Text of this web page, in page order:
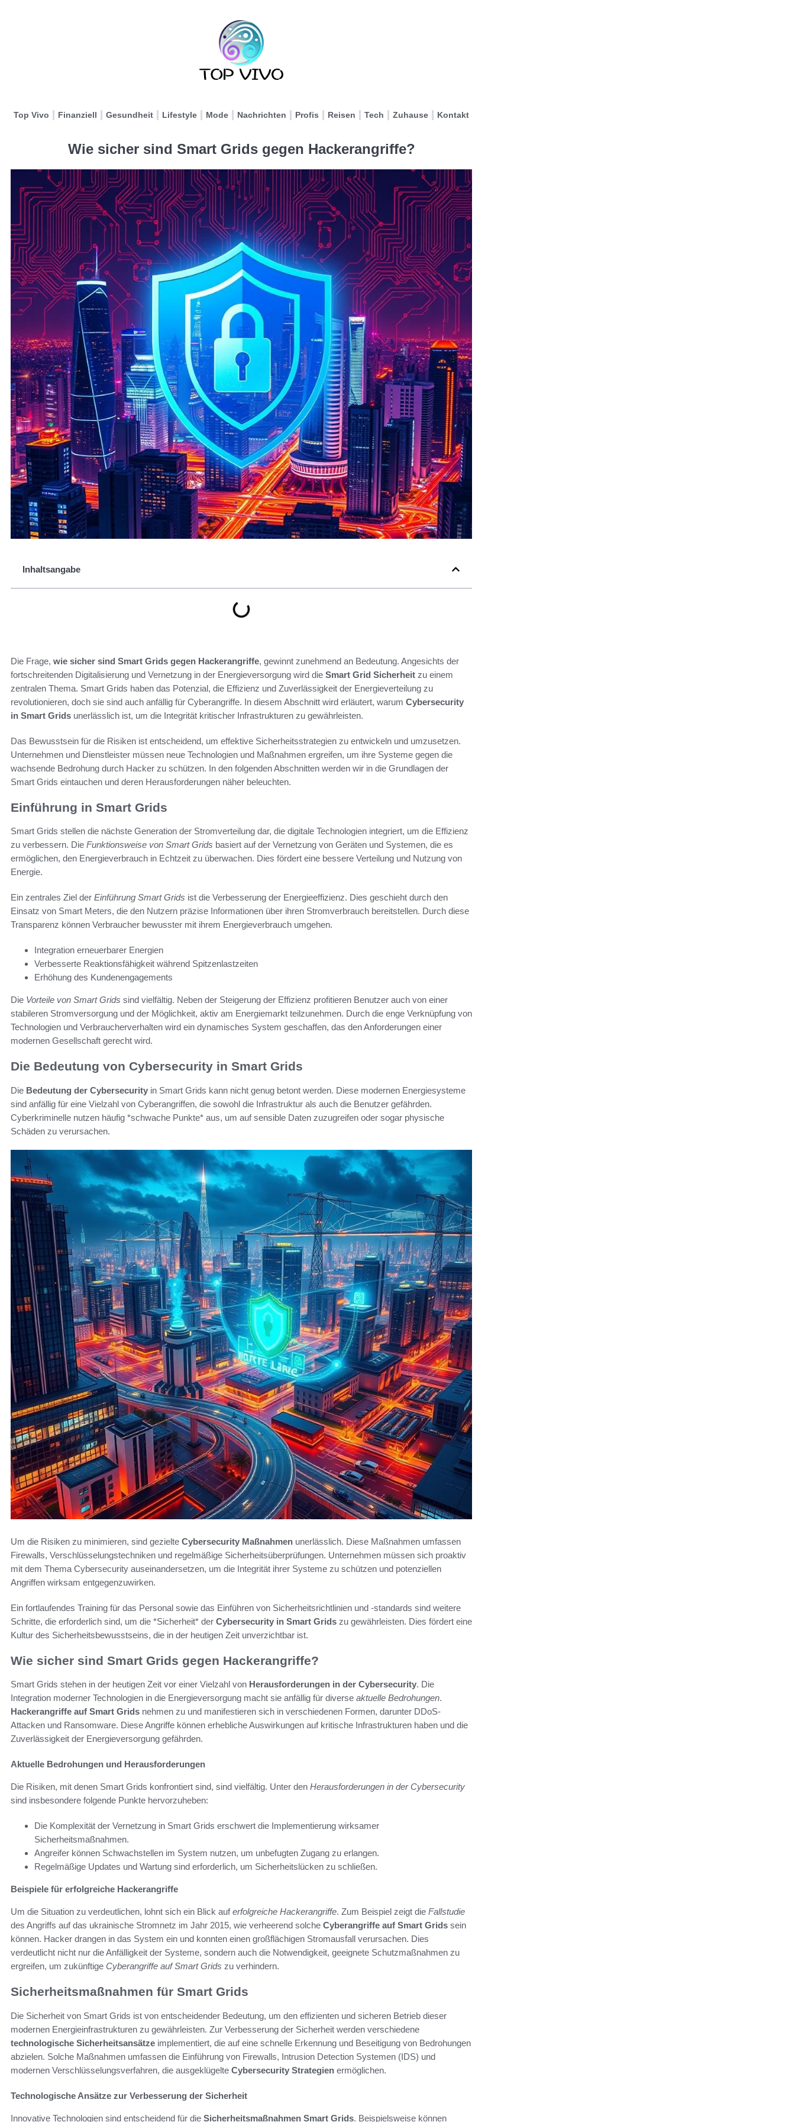
Top Vivo Finanziell Gesundheit Lifestyle Mode Nachrichten Profis Reisen Tech Zuhause Kontakt
Wie sicher sind Smart Grids gegen Hackerangriffe?
Inhaltsangabe
Die Frage, wie sicher sind Smart Grids gegen Hackerangriffe, gewinnt zunehmend an Bedeutung. Angesichts der
fortschreitenden Digitalisierung und Vernetzung in der Energieversorgung wird die Smart Grid Sicherheit zu einem
zentralen Thema. Smart Grids haben das Potenzial, die Effizienz und Zuverlässigkeit der Energieverteilung zu
revolutionieren, doch sie sind auch anfällig für Cyberangriffe. In diesem Abschnitt wird erläutert, warum Cybersecurity
in Smart Grids unerlässlich ist, um die Integrität kritischer Infrastrukturen zu gewährleisten.
Das Bewusstsein für die Risiken ist entscheidend, um effektive Sicherheitsstrategien zu entwickeln und umzusetzen.
Unternehmen und Dienstleister müssen neue Technologien und Maßnahmen ergreifen, um ihre Systeme gegen die
wachsende Bedrohung durch Hacker zu schützen. In den folgenden Abschnitten werden wir in die Grundlagen der
Smart Grids eintauchen und deren Herausforderungen näher beleuchten.
Einführung in Smart Grids
Smart Grids stellen die nächste Generation der Stromverteilung dar, die digitale Technologien integriert, um die Effizienz
zu verbessern. Die Funktionsweise von Smart Grids basiert auf der Vernetzung von Geräten und Systemen, die es
ermöglichen, den Energieverbrauch in Echtzeit zu überwachen. Dies fördert eine bessere Verteilung und Nutzung von
Energie.
Ein zentrales Ziel der Einführung Smart Grids ist die Verbesserung der Energieeffizienz. Dies geschieht durch den
Einsatz von Smart Meters, die den Nutzern präzise Informationen über ihren Stromverbrauch bereitstellen. Durch diese
Transparenz können Verbraucher bewusster mit ihrem Energieverbrauch umgehen.
Integration erneuerbarer Energien
Verbesserte Reaktionsfähigkeit während Spitzenlastzeiten
Erhöhung des Kundenengagements
Die Vorteile von Smart Grids sind vielfältig. Neben der Steigerung der Effizienz profitieren Benutzer auch von einer
stabileren Stromversorgung und der Möglichkeit, aktiv am Energiemarkt teilzunehmen. Durch die enge Verknüpfung von
Technologien und Verbraucherverhalten wird ein dynamisches System geschaffen, das den Anforderungen einer
modernen Gesellschaft gerecht wird.
Die Bedeutung von Cybersecurity in Smart Grids
Die Bedeutung der Cybersecurity in Smart Grids kann nicht genug betont werden. Diese modernen Energiesysteme
sind anfällig für eine Vielzahl von Cyberangriffen, die sowohl die Infrastruktur als auch die Benutzer gefährden.
Cyberkriminelle nutzen häufig *schwache Punkte* aus, um auf sensible Daten zuzugreifen oder sogar physische
Schäden zu verursachen.
Um die Risiken zu minimieren, sind gezielte Cybersecurity Maßnahmen unerlässlich. Diese Maßnahmen umfassen
Firewalls, Verschlüsselungstechniken und regelmäßige Sicherheitsüberprüfungen. Unternehmen müssen sich proaktiv
mit dem Thema Cybersecurity auseinandersetzen, um die Integrität ihrer Systeme zu schützen und potenziellen
Angriffen wirksam entgegenzuwirken.
Ein fortlaufendes Training für das Personal sowie das Einführen von Sicherheitsrichtlinien und -standards sind weitere
Schritte, die erforderlich sind, um die *Sicherheit* der Cybersecurity in Smart Grids zu gewährleisten. Dies fördert eine
Kultur des Sicherheitsbewusstseins, die in der heutigen Zeit unverzichtbar ist.
Wie sicher sind Smart Grids gegen Hackerangriffe?
Smart Grids stehen in der heutigen Zeit vor einer Vielzahl von Herausforderungen in der Cybersecurity. Die
Integration moderner Technologien in die Energieversorgung macht sie anfällig für diverse aktuelle Bedrohungen.
Hackerangriffe auf Smart Grids nehmen zu und manifestieren sich in verschiedenen Formen, darunter DDoS-
Attacken und Ransomware. Diese Angriffe können erhebliche Auswirkungen auf kritische Infrastrukturen haben und die
Zuverlässigkeit der Energieversorgung gefährden.
Aktuelle Bedrohungen und Herausforderungen
Die Risiken, mit denen Smart Grids konfrontiert sind, sind vielfältig. Unter den Herausforderungen in der Cybersecurity
sind insbesondere folgende Punkte hervorzuheben:
Die Komplexität der Vernetzung in Smart Grids erschwert die Implementierung wirksamer
Sicherheitsmaßnahmen.
Angreifer können Schwachstellen im System nutzen, um unbefugten Zugang zu erlangen.
Regelmäßige Updates und Wartung sind erforderlich, um Sicherheitslücken zu schließen.
Beispiele für erfolgreiche Hackerangriffe
Um die Situation zu verdeutlichen, lohnt sich ein Blick auferfolgreiche Hackerangriffe. Zum Beispiel zeigt die Fallstudie
des Angriffs auf das ukrainische Stromnetz im Jahr 2015, wie verheerend solche Cyberangriffe auf Smart Grids sein
können. Hacker drangen in das System ein und konnten einen großflächigen Stromausfall verursachen. Dies
verdeutlicht nicht nur die Anfälligkeit der Systeme, sondern auch die Notwendigkeit, geeignete Schutzmaßnahmen zu
ergreifen, um zukünftige Cyberangriffe auf Smart Grids zu verhindern.
Sicherheitsmaßnahmen für Smart Grids
Die Sicherheit von Smart Grids ist von entscheidender Bedeutung, um den effizienten und sicheren Betrieb dieser
modernen Energieinfrastrukturen zu gewährleisten. Zur Verbesserung der Sicherheit werden verschiedene
technologische Sicherheitsansätze implementiert, die auf eine schnelle Erkennung und Beseitigung von Bedrohungen
abzielen. Solche Maßnahmen umfassen die Einführung von Firewalls, Intrusion Detection Systemen (IDS) und
modernen Verschlüsselungsverfahren, die ausgeklügelte Cybersecurity Strategien ermöglichen.
Technologische Ansätze zur Verbesserung der Sicherheit
Innovative Technologien sind entscheidend für die Sicherheitsmaßnahmen Smart Grids. Beispielsweise können